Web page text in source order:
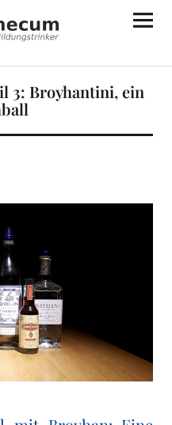
3: Broyhantini, ein